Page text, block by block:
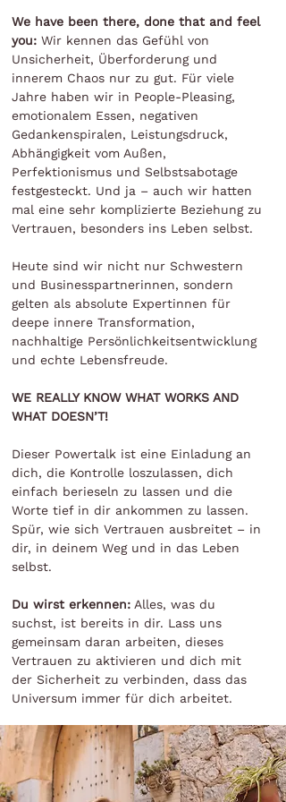
We have been there, done that and feel
you: Wir kennen das Gefühl von
Unsicherheit, Überforderung und
innerem Chaos nur zu gut. Für viele
Jahre haben wir in People-Pleasing,
emotionalem Essen, negativen
Gedankenspiralen, Leistungsdruck,
Abhängigkeit vom Außen,
Perfektionismus und Selbstsabotage
festgesteckt. Und ja – auch wir hatten
mal eine sehr komplizierte Beziehung zu
Vertrauen, besonders ins Leben selbst.
Heute sind wir nicht nur Schwestern
und Businesspartnerinnen, sondern
gelten als absolute Expertinnen für
deepe innere Transformation,
nachhaltige Persönlichkeitsentwicklung
und echte Lebensfreude.
WE REALLY KNOW WHAT WORKS AND
WHAT DOESN’T!
Dieser Powertalk ist eine Einladung an
dich, die Kontrolle loszulassen, dich
einfach berieseln zu lassen und die
Worte tief in dir ankommen zu lassen.
Spür, wie sich Vertrauen ausbreitet – in
dir, in deinem Weg und in das Leben
selbst.
Du wirst erkennen: Alles, was du
suchst, ist bereits in dir. Lass uns
gemeinsam daran arbeiten, dieses
Vertrauen zu aktivieren und dich mit
der Sicherheit zu verbinden, dass das
Universum immer für dich arbeitet.